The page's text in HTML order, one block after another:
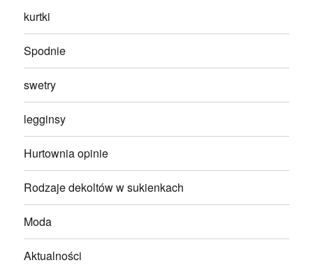
kurtki
Spodnie
swetry
legginsy
Hurtownia opinie
Rodzaje dekoltów w sukienkach
Moda
Aktualności